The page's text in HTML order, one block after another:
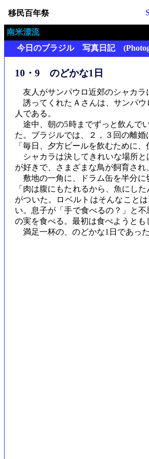
移民百年祭
南米漂流
今日のブラジル 写真日記
10・9 のどかな1日
友人がサンパウロ近郊のシャカ
誘ってくれたＡさんは、サンパウ
人である。
途中、朝の5時までずっと飲んで
た。ブラジルでは、２，３回の離
「毎日、夕方ビールを飲むために
シャカラは決してきれいな場所と
が好きで、さまざまな鳥が飼育され
敷地の一角に、ドラム缶を半分に
「肉は腹にもたれるから、魚にし
がついた。ロベルトはそんなこと
い。息子が「手で食べるの？」と
の実を食べる。最初は食べようと
満足一杯の、のどかな1日であった